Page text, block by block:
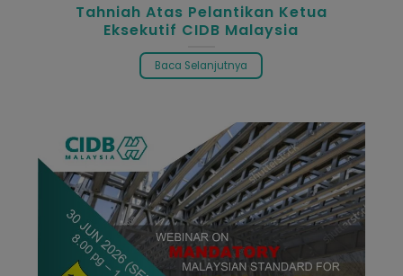
Tahniah Atas Pelantikan Ketua
Eksekutif CIDB Malaysia
Baca Selanjutnya